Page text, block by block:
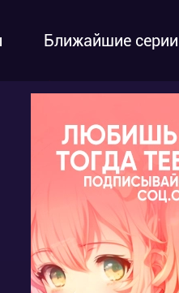
Ближайшие серии